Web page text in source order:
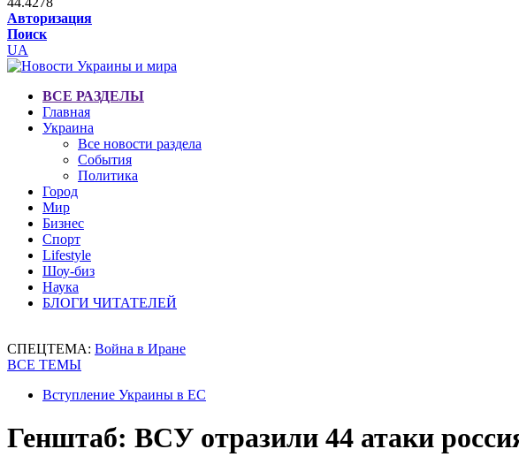
Авторизация
Поиск
UA
ВСЕ РАЗДЕЛЫ
Главная
Украина
Все новости раздела
События
Политика
Город
Мир
Бизнес
Спорт
Lifestyle
Шоу-биз
Наука
БЛОГИ ЧИТАТЕЛЕЙ
СПЕЦТЕМА: Война в Иране
ВСЕ ТЕМЫ
Вступление Украины в ЕС
Генштаб: ВСУ отразили 44 атаки